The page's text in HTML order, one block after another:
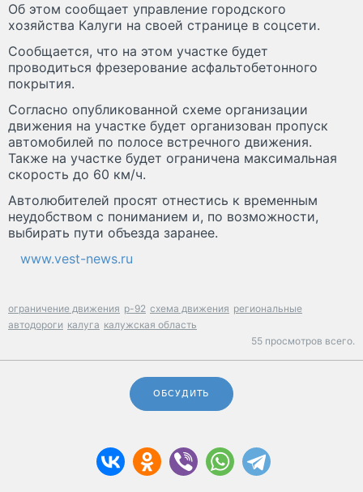
Об этом сообщает управление городского
хозяйства Калуги на своей странице в соцсети.
Сообщается, что на этом участке будет
проводиться фрезерование асфальтобетонного
покрытия.
Согласно опубликованной схеме организации
движения на участке будет организован пропуск
автомобилей по полосе встречного движения.
Также на участке будет ограничена максимальная
скорость до 60 км/ч.
Автолюбителей просят отнестись к временным
неудобством с пониманием и, по возможности,
выбирать пути объезда заранее.
www.vest-news.ru
ограничение движения р-92 схема движения региональные
автодороги калуга калужская область
55 просмотров всего.
ОБСУДИТЬ